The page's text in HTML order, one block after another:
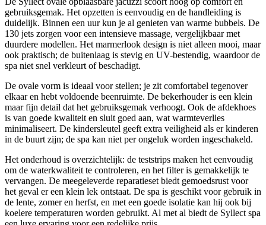
gebruiksgemak. Het opzetten is eenvoudig en de handleiding is
duidelijk. Binnen een uur kun je al genieten van warme bubbels. De
130 jets zorgen voor een intensieve massage, vergelijkbaar met
duurdere modellen. Het marmerlook design is niet alleen mooi, maar
ook praktisch; de buitenlaag is stevig en UV-bestendig, waardoor de
spa niet snel verkleurt of beschadigt.
De ovale vorm is ideaal voor stellen; je zit comfortabel tegenover
elkaar en hebt voldoende beenruimte. De bekerhouder is een klein
maar fijn detail dat het gebruiksgemak verhoogt. Ook de afdekhoes
is van goede kwaliteit en sluit goed aan, wat warmteverlies
minimaliseert. De kindersleutel geeft extra veiligheid als er kinderen
in de buurt zijn; de spa kan niet per ongeluk worden ingeschakeld.
Het onderhoud is overzichtelijk: de teststrips maken het eenvoudig
om de waterkwaliteit te controleren, en het filter is gemakkelijk te
vervangen. De meegeleverde reparatieset biedt gemoedsrust voor
het geval er een klein lek ontstaat. De spa is geschikt voor gebruik in
de lente, zomer en herfst, en met een goede isolatie kan hij ook bij
koelere temperaturen worden gebruikt. Al met al biedt de Syllect spa